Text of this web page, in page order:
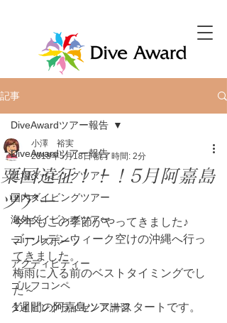
記事
DiveAwardツアー報告
近場ダイビングツアー
国内ダイビングツアー
海外ダイビングツアー
マリンスポーツ
アクティビティー
ゴルフコンペ
ダイビングライセンス講習
DiveAwardツアー報告
粟国遠征！！！5月阿嘉島
ツアー
小澤 裕実
2018年5月18日 読了時間: 2分
今年もこの季節がやってきました♪
ゴールデンウィーク空けの沖縄へ行っ
てきました。
梅雨に入る前のベストタイミングでし
た～
1週間の阿嘉島ツアースタートです。